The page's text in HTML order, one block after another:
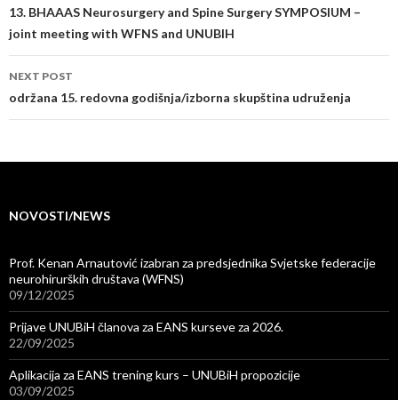
navigation
13. BHAAAS Neurosurgery and Spine Surgery SYMPOSIUM –
joint meeting with WFNS and UNUBIH
NEXT POST
održana 15. redovna godišnja/izborna skupština udruženja
NOVOSTI/NEWS
Prof. Kenan Arnautović izabran za predsjednika Svjetske federacije
neurohirurških društava (WFNS)
09/12/2025
Prijave UNUBiH članova za EANS kurseve za 2026.
22/09/2025
Aplikacija za EANS trening kurs – UNUBiH propozicije
03/09/2025